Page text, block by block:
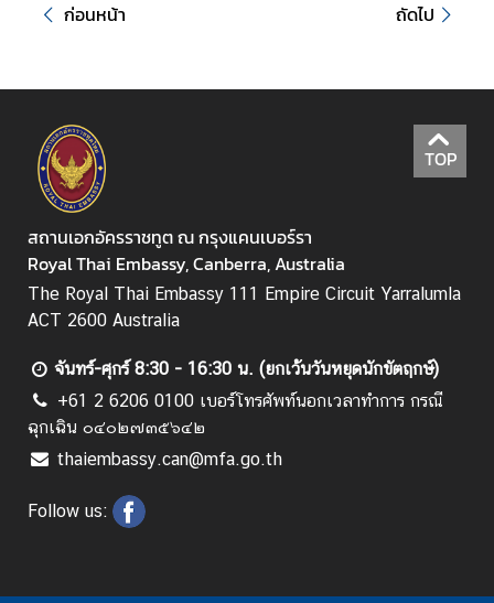
กิ
จ
ก
ร
ร
ม
สำ
คั
ญ
แ
ล
วั
น
ห
ด
ก่อนหน้า ถัดไป
TOP
สถานเอกอัครราชทูต ณ กรุงแคนเบอร์รา
Royal Thai Embassy, Canberra, Australia
The Royal Thai Embassy 111 Empire Circuit Yarralumla
ACT 2600 Australia
จันทร์-ศุกร์ 8:30 - 16:30 น. (ยกเว้นวันหยุดนักขัตฤกษ์)
+61 2 6206 0100 เบอร์โทรศัพท์นอกเวลาทำการ กรณี
ฉุกเฉิน ๐๔๐๒๗๓๕๖๔๒
thaiembassy.can@mfa.go.th
Follow us: